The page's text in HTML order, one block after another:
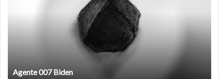
Agente 007 Biden